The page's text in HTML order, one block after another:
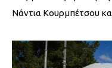
Νάντια Κουρμπέτσου